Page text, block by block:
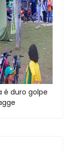
é duro golpe